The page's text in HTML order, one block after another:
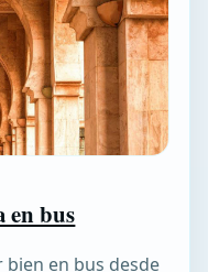
en bus
bien en bus desde